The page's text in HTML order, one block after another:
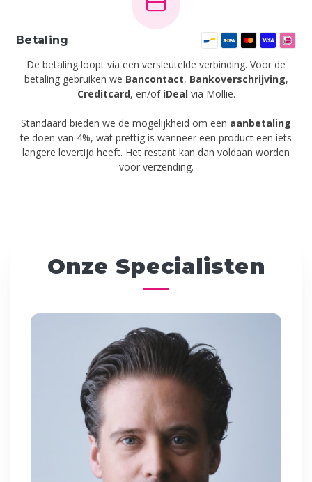
Betaling
De betaling loopt via een versleutelde verbinding. Voor de
betaling gebruiken we Bancontact, Bankoverschrijving,
Creditcard, en/of iDeal via Mollie.
Standaard bieden we de mogelijkheid om een aanbetaling
te doen van 4%, wat prettig is wanneer een product een iets
langere levertijd heeft. Het restant kan dan voldaan worden
voor verzending.
Onze Specialisten